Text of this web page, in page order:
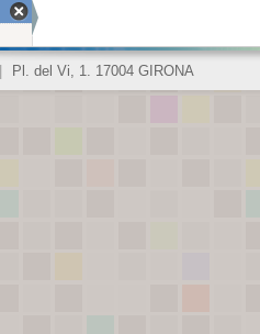
Pl. del Vi, 1. 17004 GIRONA